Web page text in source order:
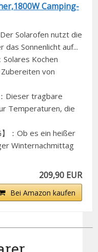
Camping-
Solarofen nutzt die
das Sonnenlicht auf...
Kochen
von
Dieser tragbare
Temperaturen, die
：Ob es ein heißer
Winternachmittag
209,90 EUR
Bei Amazon kaufen